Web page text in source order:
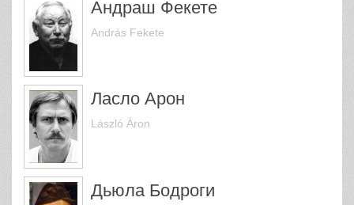
Андраш Фекете
András Fekete
Ласло Арон
László Áron
Дьюла Бодроги